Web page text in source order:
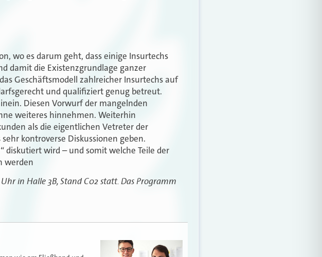
wo es darum geht, dass einige Insurtechs
damit die Existenzgrundlage ganzer
Geschäftsmodell zahlreicher Insurtechs auf
und qualifiziert genug betreut.
Diesen Vorwurf der mangelnden
weiteres hinnehmen. Weiterhin
als die eigentlichen Vetreter der
kontroverse Diskussionen geben.
diskutiert wird – und somit welche Teile der
werden
in Halle 3B, Stand C02 statt. Das Programm